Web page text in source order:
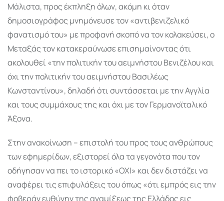
Μάλιστα, προς έκπληξη όλων, ακόμη κι όταν
δημοσιογράφος μνημόνευσε τον «αντιβενιζελικό
φανατισμό του» με προφανή σκοπό να τον κολακεύσει, ο
Μεταξάς τον κατακεραύνωσε επισημαίνοντας ότι
ακολουθεί «την πολιτικήν του αειμνήστου Βενιζέλου και
όχι την πολιτικήν του αειμνήστου Βασιλέως
Κωνσταντίνου», δηλαδή ότι συντάσσεται με την Αγγλία
και τους συμμάχους της και όχι με τον Γερμανοϊταλικό
Άξονα.
Στην ανακοίνωση – επιστολή του προς τους ανθρώπους
των εφημερίδων, εξιστορεί όλα τα γεγονότα που τον
οδήγησαν να πει το ιστορικό «ΟΧΙ» και δεν διστάζει να
αναφέρει τις επιφυλάξεις του όπως «ότι εμπρός εις την
φοβεράν ευθύνην της αναμίξεως της Ελλάδος εις